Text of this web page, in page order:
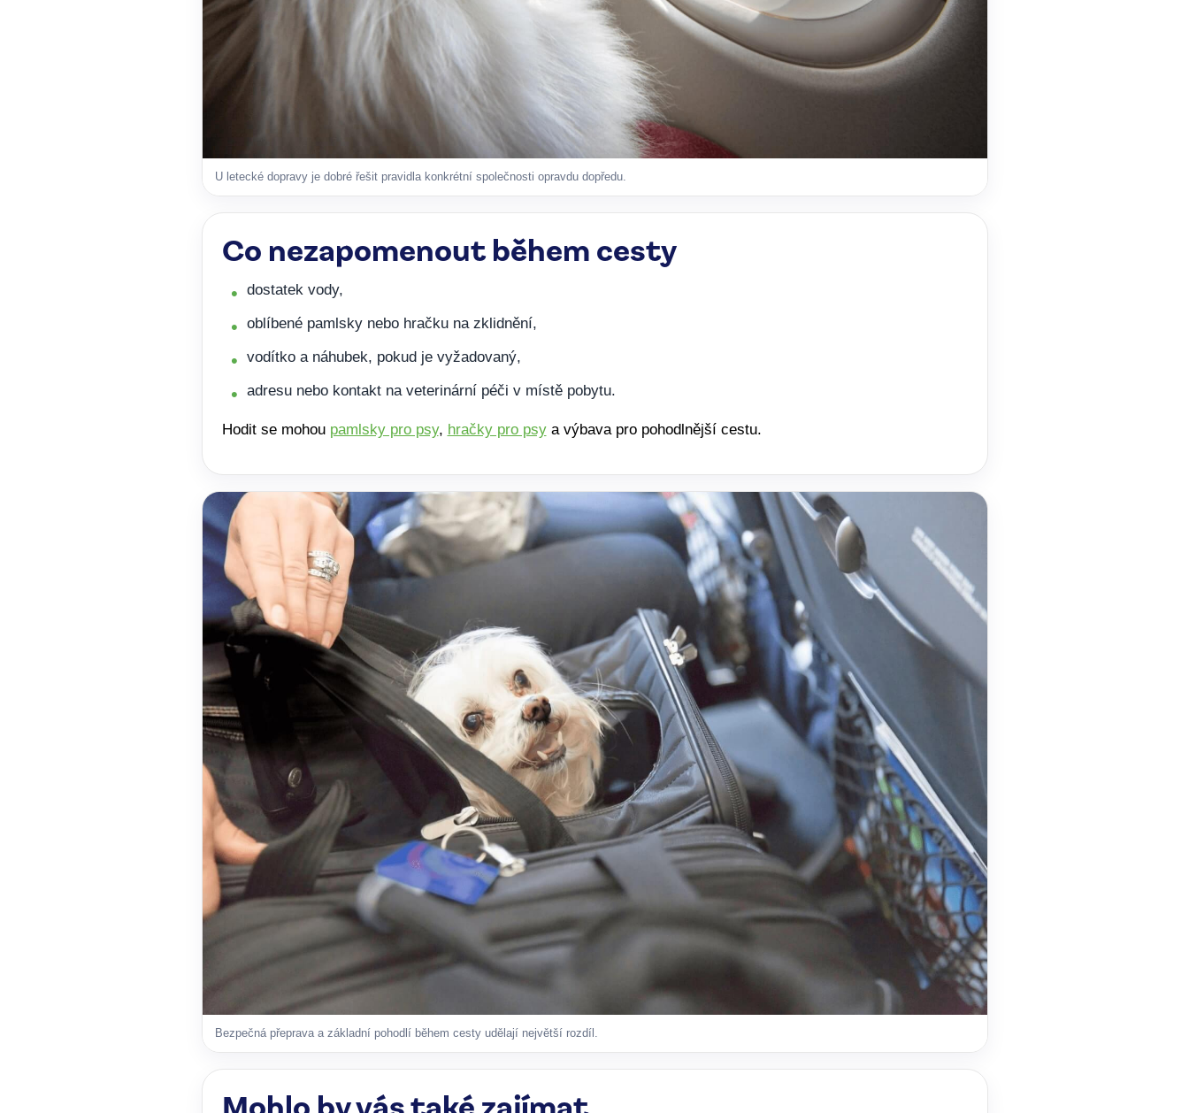
U letecké dopravy je dobré řešit pravidla konkrétní společnosti opravdu dopředu.
Co nezapomenout během cesty
dostatek vody,
oblíbené pamlsky nebo hračku na zklidnění,
vodítko a náhubek, pokud je vyžadovaný,
adresu nebo kontakt na veterinární péči v místě pobytu.
Hodit se mohou pamlsky pro psy, hračky pro psya výbava pro pohodlnější cestu.
Bezpečná přeprava a základní pohodlí během cesty udělají největší rozdíl.